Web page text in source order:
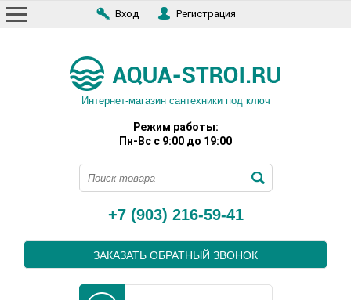
Вход Регистрация
Интернет-магазин сантехники под ключ
Режим работы:
Пн-Вс с 9:00 до 19:00
+7 (903) 216-59-41
ЗАКАЗАТЬ ОБРАТНЫЙ ЗВОНОК